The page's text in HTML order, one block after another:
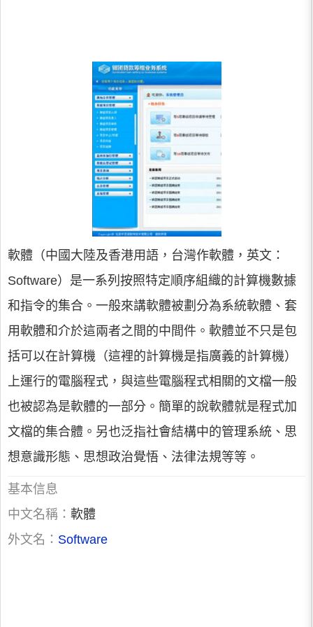
軟體（中國大陸及香港用語，台灣作軟體，英文：
Software）是一系列按照特定順序組織的計算機數據
和指令的集合。一般來講軟體被劃分為系統軟體、套
用軟體和介於這兩者之間的中間件。軟體並不只是包
括可以在計算機（這裡的計算機是指廣義的計算機）
上運行的電腦程式，與這些電腦程式相關的文檔一般
也被認為是軟體的一部分。簡單的說軟體就是程式加
文檔的集合體。另也泛指社會結構中的管理系統、思
想意識形態、思想政治覺悟、法律法規等等。
基本信息
中文名稱： 軟體
外文名： Software